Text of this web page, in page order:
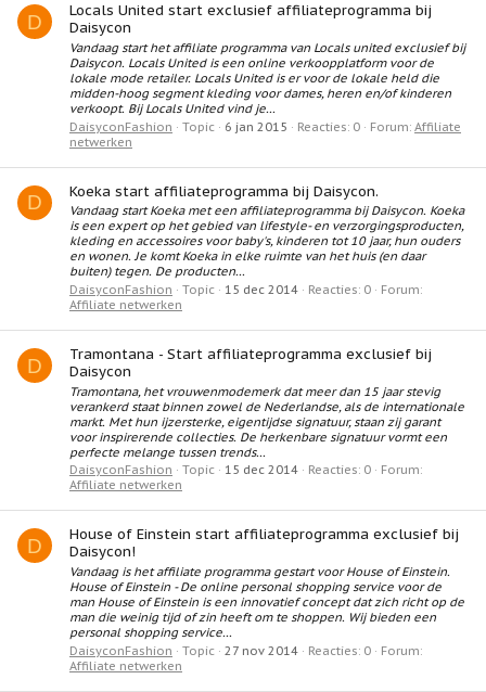
D
Locals United start exclusief affiliateprogramma bij
Daisycon
Vandaag start het affiliate programma van Locals united exclusief bij
Daisycon. Locals United is een online verkoopplatform voor de
lokale mode retailer. Locals United is er voor de lokale held die
midden-hoog segment kleding voor dames, heren en/of kinderen
verkoopt. Bij Locals United vind je...
DaisyconFashion
Topic 6 jan 2015 Reacties: 0 Forum: Affiliate
netwerken
D
Koeka start affiliateprogramma bij Daisycon.
Vandaag start Koeka met een affiliateprogramma bij Daisycon. Koeka
is een expert op het gebied van lifestyle- en verzorgingsproducten,
kleding en accessoires voor baby's, kinderen tot 10 jaar, hun ouders
en wonen. Je komt Koeka in elke ruimte van het huis (en daar
buiten) tegen. De producten...
DaisyconFashion
Topic 15 dec 2014 Reacties: 0
Forum:
Affiliate netwerken
D
Tramontana - Start affiliateprogramma exclusief bij
Daisycon
Tramontana, het vrouwenmodemerk dat meer dan 15 jaar stevig
verankerd staat binnen zowel de Nederlandse, als de internationale
markt. Met hun ijzersterke, eigentijdse signatuur, staan zij garant
voor inspirerende collecties. De herkenbare signatuur vormt een
perfecte melange tussen trends...
DaisyconFashion
Topic 15 dec 2014 Reacties: 0
Forum:
Affiliate netwerken
D
House of Einstein start affiliateprogramma exclusief bij
Daisycon!
Vandaag is het affiliate programma gestart voor House of Einstein.
House of Einstein - De online personal shopping service voor de
man House of Einstein is een innovatief concept dat zich richt op de
man die weinig tijd of zin heeft om te shoppen. Wij bieden een
personal shopping service...
DaisyconFashion
Topic 27 nov 2014 Reacties: 0
Forum:
Affiliate netwerken